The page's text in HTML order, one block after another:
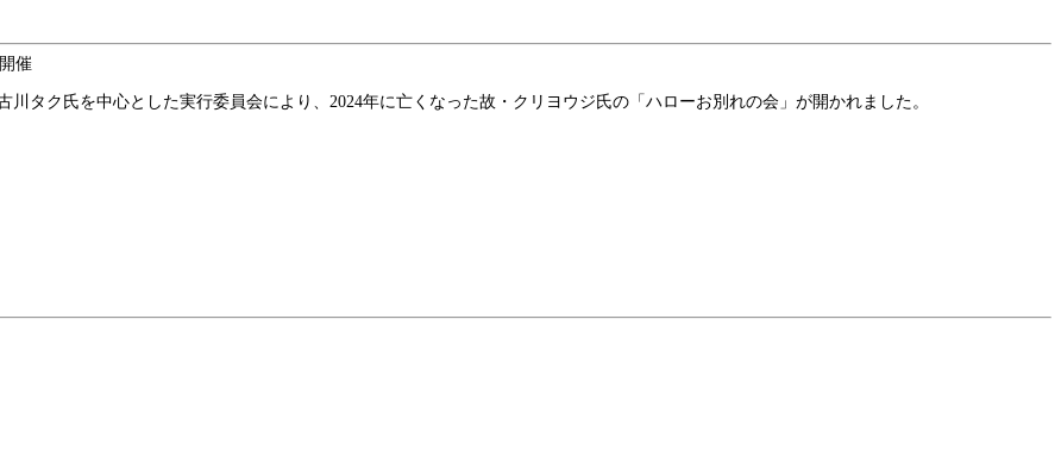
催
タク氏を中心とした実行委員会により、2024年に亡くなった故・クリヨウジ氏の「ハローお別れの会」が開かれました。